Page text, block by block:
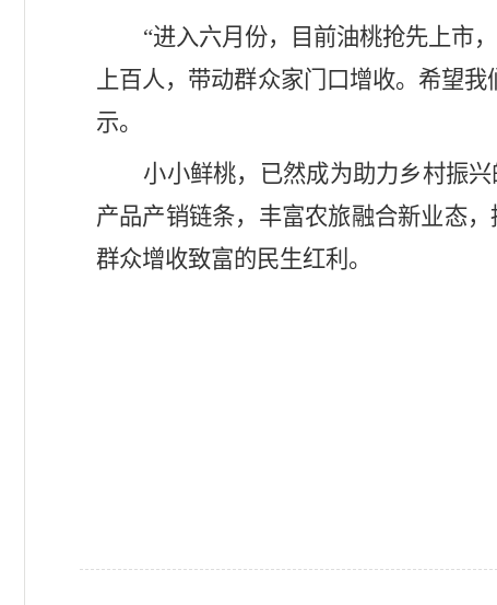
“进入六月份，目前油桃抢先上市
上百人，带动群众家门口增收。希望
示。
小小鲜桃，已然成为助力乡村振
产品产销链条，丰富农旅融合新业态
群众增收致富的民生红利。